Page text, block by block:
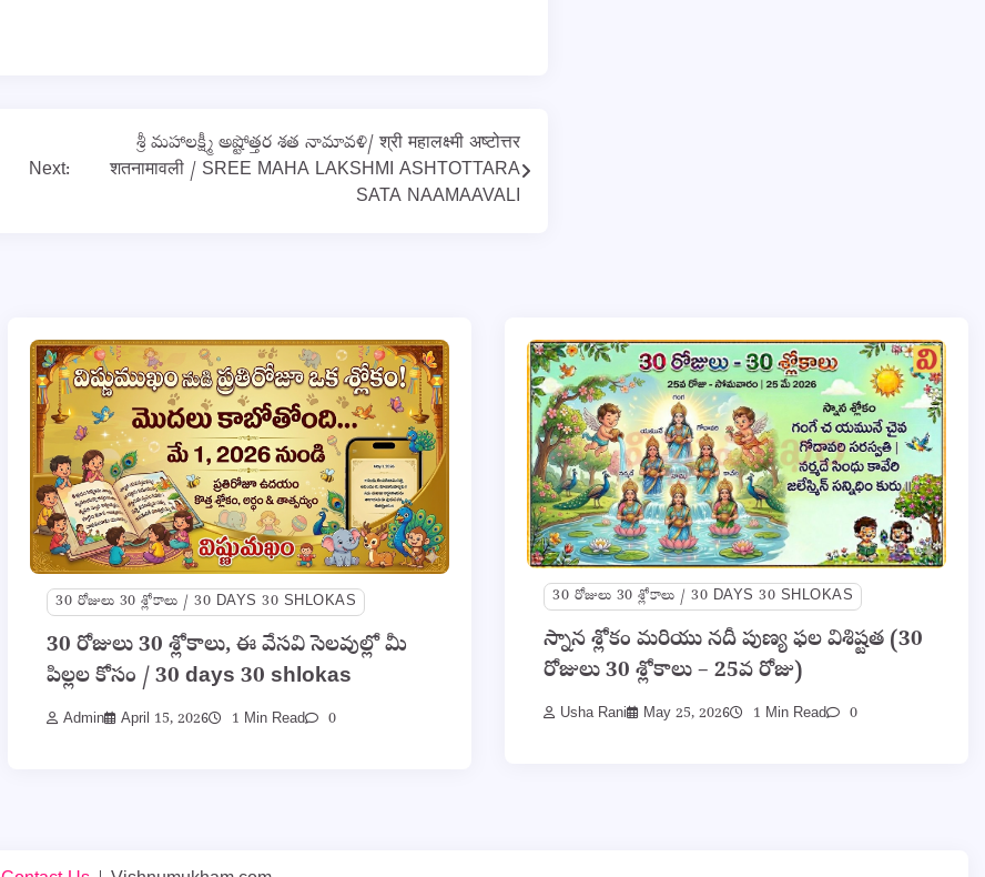
Next:
శ్రీ మహాలక్ష్మీ అష్టోత్తర శత నామావళి/ श्री महालक्ष्मी अष्टोत्तर
शतनामावली / SREE MAHA LAKSHMI ASHTOTTARA
SATA NAAMAAVALI
30 రోజులు 30 శ్లోకాలు / 30 DAYS 30 SHLOKAS
30 రోజులు 30 శ్లోకాలు, ఈ వేసవి సెలవుల్లో మీ
పిల్లల కోసం / 30 days 30 shlokas
Admin April 15, 2026 1 Min Read 0
30 రోజులు 30 శ్లోకాలు / 30 DAYS 30 SHLOKAS
స్నాన శ్లోకం మరియు నదీ పుణ్య ఫల విశిష్టత (30
రోజులు 30 శ్లోకాలు – 25వ రోజు)
Usha Rani May 25, 2026 1 Min Read 0